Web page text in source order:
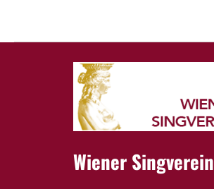
Wiener Singverein